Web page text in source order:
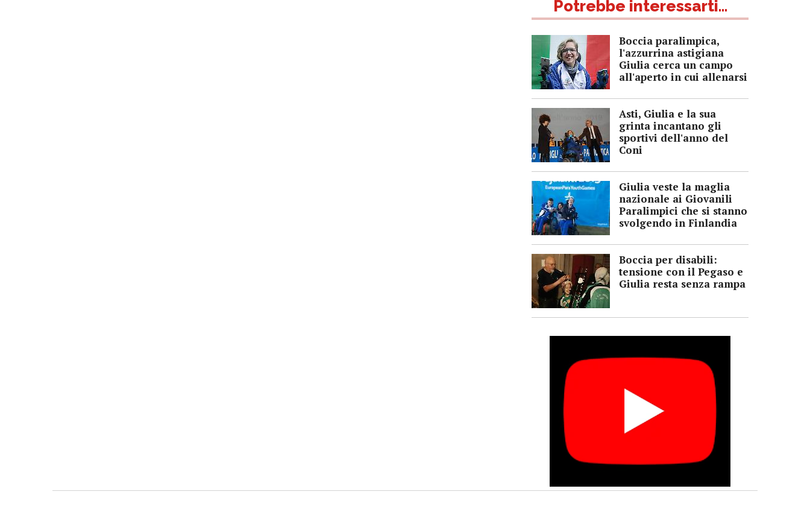
Potrebbe interessarti...
Boccia paralimpica,
l'azzurrina astigiana
Giulia cerca un campo
all'aperto in cui allenarsi
Asti, Giulia e la sua
grinta incantano gli
sportivi dell'anno del
Coni
Giulia veste la maglia
nazionale ai Giovanili
Paralimpici che si stanno
svolgendo in Finlandia
Boccia per disabili:
tensione con il Pegaso e
Giulia resta senza rampa